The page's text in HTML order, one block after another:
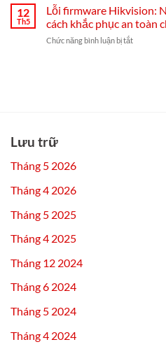
A–
Z
nguyên
nhân,
khắc
camera
Hikvision:
Cách
xử
12
Th5
Lỗi firmware Hikvision:
cách khắc phục an toàn
Chức năng bình luận bị tắtở
Lưu trữ
Tháng 5 2026
Tháng 4 2026
Tháng 5 2025
Tháng 4 2025
Tháng 12 2024
Tháng 6 2024
Tháng 5 2024
Tháng 4 2024